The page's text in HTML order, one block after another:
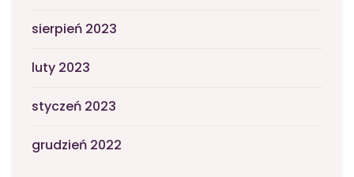
sierpień 2023
luty 2023
styczeń 2023
grudzień 2022